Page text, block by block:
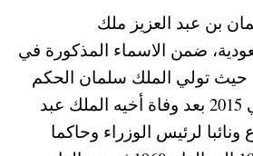
بن عبد العزيز ملك
ضمن الاسماء المذكورة في
، حيث تولي الملك سلمان الحكم
في يناير/كانون الثاني 2015 بعد وفاة أخيه الملك عبد
ونائبا لرئيس الوزراء وحاكما